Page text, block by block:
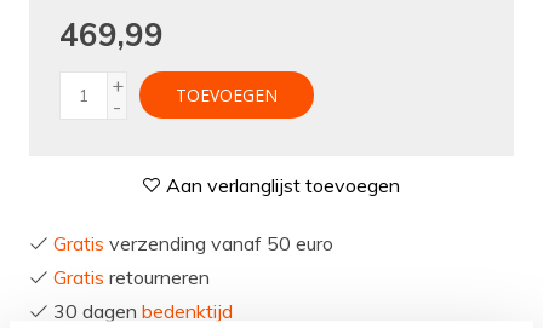
469,99
+
-
TOEVOEGEN
Aan verlanglijst toevoegen
Gratis verzending vanaf 50 euro
Gratis retourneren
30 dagen bedenktijd